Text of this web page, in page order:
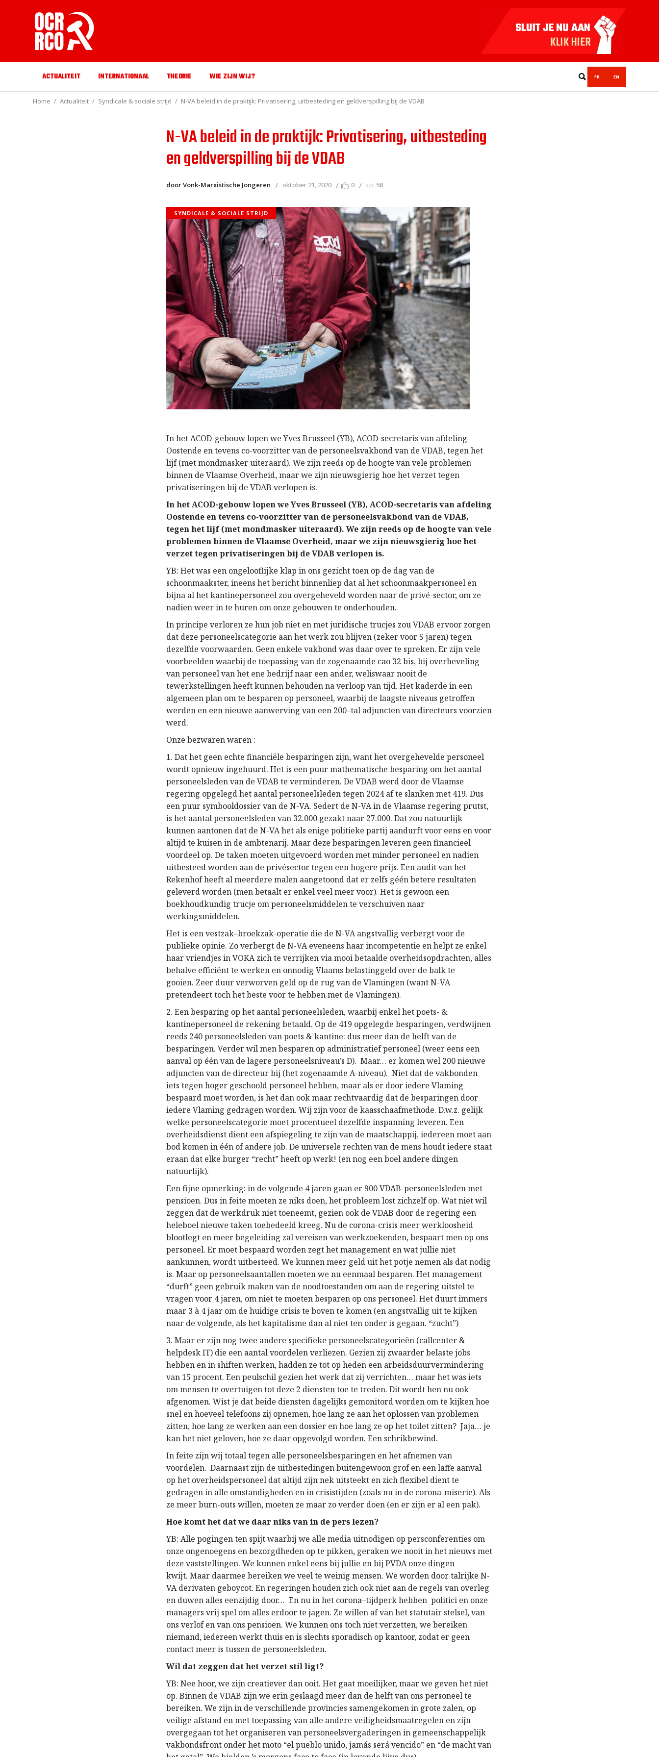
ACTUALITEIT INTERNATIONAAL THEORIE WIE ZIJN WIJ? FR EN
Home Actualiteit Syndicale & sociale strijd N-VA beleid in de praktijk: Privatisering, uitbesteding en geldverspilling bij de VDAB
N-VA beleid in de praktijk: Privatisering, uitbesteding
en geldverspilling bij de VDAB
door Vonk-Marxistische Jongeren oktober 21, 2020 0 58
SYNDICALE & SOCIALE STRIJD
In het ACOD-gebouwlopenwe Yves Brusseel (YB), ACOD-secretaris van afdeling
Oostende entevens co-voorzitter van de personeelsvakbond van deVDAB,tegen het
lijf(met mondmasker uiteraard). We zijn reeds op de hoogte van vele problemen
binnen de Vlaamse Overheid, maar we zijn nieuwsgierig hoe het verzettegen
privatiseringen bij deVDAB verlopen is.
In het ACOD-gebouwlopenwe Yves Brusseel (YB), ACOD-secretaris van afdeling
Oostende entevens co-voorzitter van de personeelsvakbond van deVDAB,
tegen het lijf(met mondmasker uiteraard).We zijn reeds op de hoogte van vele
problemen binnen de Vlaamse Overheid, maar we zijn nieuwsgierig hoe het
verzettegen privatiseringen bij deVDAB verlopen is.
YB: Het was een ongelooflijke klap in ons gezichttoen op de dag van de
schoonmaakster, ineens het bericht binnenliep dat al het schoonmaakpersoneel en
bijna al het kantinepersoneel zou overgeheveld worden naar de privé-sector, om ze
nadien weer in te huren om onze gebouwen te onderhouden.
In principe verloren ze hun jobniet en met juridischetrucjes zou VDAB ervoor zorgen
dat deze personeelscategorie aan het werk zou blijven (zeker voor 5 jaren) tegen
dezelfde voorwaarden. Geen enkele vakbondwas daar over te spreken.Er zijn vele
voorbeeldenwaarbij de toepassing van de zogenaamde cao 32 bis, bij overheveling
van personeel van het ene bedrijf naar een ander, weliswaar nooit de
tewerkstellingenheeftkunnen behouden na verloop van tijd. Het kaderde in een
algemeen plan om te besparen op personeel, waarbij de laagste niveaus getroffen
werden en een nieuwe aanwerving van een 200–tal adjuncten van directeurs voorzien
werd.
Onze bezwaren waren :
1. Dat het geen echte financiële besparingen zijn,want het overgehevelde personeel
wordt opnieuwingehuurd. Hetis een puur mathematische besparing om het aantal
personeelsleden van de VDAB te verminderen.De VDABwerd door de Vlaamse
regering opgelegdhet aantal personeelsleden tegen 2024af te slanken met 419. Dus
een puur symbooldossier van de N-VA. Sedert de N-VA in de Vlaamse regering prutst,
is het aantal personeelsleden van 32.000 gezakt naar 27.000. Dat zou natuurlijk
kunnen aantonen dat de N-VAhet als enige politieke partij aandurftvoor eens envoor
altijd te kuisen in de ambtenarij. Maar deze besparingenleveren geen financieel
voordeel op.De takenmoetenuitgevoerd wordenmet minder personeel en nadien
uitbesteed worden aan de privésectortegen een hogere prijs. Een audit van het
Rekenhof heeft al meerdere malen aangetoond dat er zelfs géén betere resultaten
geleverd worden (men betaalt er enkel veel meer voor). Het is gewoon een
boekhoudkundig trucje om personeelsmiddelen te verschuiven naar
werkingsmiddelen.
Het is een vestzak–broekzak-operatie die deN-VA angstvallig verbergt voor de
publieke opinie. Zo verbergt de N-VAeveneens haar incompetentie en helpt ze enkel
haar vriendjes in VOKAzich te verrijken viamooi betaalde overheidsopdrachten, alles
behalve efficiënttewerken en onnodig Vlaams belastinggeld over de balk te
gooien. Zeer duur verworven geld op de rug van de Vlamingen (want N-VA
pretendeert tochhet beste voor te hebben met de Vlamingen).
2.Een besparing ophet aantal personeelsleden, waarbij enkel het poets- &
kantinepersoneel de rekening betaald. Op de 419 opgelegde besparingen, verdwijnen
reeds 240personeelsleden vanpoets & kantine: dus meer dan de helft van de
besparingen. Verder wil men besparen op administratief personeel (weer eens een
aanval op éénvan delagere personeelsniveau’s D). Maar… er komen wel 200 nieuwe
adjuncten van de directeur bij (het zogenaamde A-niveau). Niet dat de vakbonden
iets tegen hoger geschoold personeelhebben, maar als er door iedere Vlaming
bespaardmoetworden, is het dan ook maar rechtvaardig dat de besparingen door
iedere Vlaming gedragen worden.Wij zijn voor de kaasschaafmethode. D.w.z. gelijk
welke personeelscategorie moetprocentueel dezelfde inspanning leveren. Een
overheidsdienst dient een afspiegeling te zijn van de maatschappij, iedereenmoet aan
bod komen in één of andere job. De universele rechten van de mens houdt iedere staat
eraan dat elke burger “recht” heeft op werk! (en nog een boel andere dingen
natuurlijk).
Een fijne opmerking: in de volgende 4 jaren gaan er 900VDAB-personeelsledenmet
pensioen. Dus in feite moeten ze niks doen,het probleemlost zichzelf op. Wat niet wil
zeggen dat de werkdrukniet toeneemt, gezien ook de VDAB door de regering een
heleboel nieuwe taken toebedeeld kreeg.Nu de corona-crisis meer werkloosheid
blootlegt en meer begeleiding zal vereisen van werkzoekenden, bespaart men op ons
personeel.Er moet bespaard worden zegt het management en wat jullie niet
aankunnen, wordt uitbesteed. We kunnen meer geld uithetpotje nemen als datnodig
is. Maar op personeelsaantallen moeten we nu eenmaal besparen. Het management
“durft” geen gebruik maken van de noodtoestanden om aan de regering uitstel te
vragen voor 4 jaren, om niet te moeten besparen op ons personeel. Het duurt immers
maar 3 à 4 jaar om de huidige crisisteboven te komen (en angstvallig uit te kijken
naar de volgende, als hetkapitalisme dan al niet ten onder is gegaan. “zucht”)
3. Maar er zijn nog twee andere specifieke personeelscategorieën (callcenter &
helpdesk IT) die een aantal voordelen verliezen. Gezien zij zwaarder belaste jobs
hebben en in shiften werken, hadden ze tot opheden een arbeidsduurvermindering
van 15 procent. Een peulschil gezienhet werk dat zij verrichten… maar het was iets
om mensen te overtuigentot deze 2 diensten toe te treden. Dit wordt hen nu ook
afgenomen. Wistje dat beide diensten dagelijks gemonitord worden om te kijkenhoe
snel en hoeveel telefoons zij opnemen, hoe lang ze aanhet oplossen vanproblemen
zitten, hoe lang ze werken aan een dossier en hoe lang ze op het toilet zitten? Jaja… je
kan het niet geloven, hoe ze daar opgevolgd worden. Een schrikbewind.
In feite zijn wij totaal tegen alle personeelsbesparingen enhet afnemen van
voordelen. Daarnaast zijn deuitbestedingen buitengewoon grof en een laffe aanval
op het overheidspersoneel dat altijd zijnnekuitsteekt en zichflexibel dient te
gedragen in alle omstandigheden en in crisistijden (zoals nu in de corona-miserie).Als
ze meer burn-outs willen, moeten ze maar zoverder doen (en er zijn er al een pak).
Hoe komt het dat we daar niks van in de pers lezen?
YB: Alle pogingen ten spijtwaarbij we alle media uitnodigen op persconferenties om
onze ongenoegens enbezorgdheden op te pikken, geraken we nooit in het nieuws met
deze vaststellingen. We kunnen enkel eens bij jullie en bij PVDA onze dingen
kwijt. Maar daarmee bereiken we veel te weinig mensen. We worden door talrijke N-
VA derivaten geboycot. En regeringen houden zich ook niet aan de regels van overleg
en duwen alles eenzijdig door… En nu inhet corona–tijdperk hebben politici en onze
managers vrij spel om alles erdoor te jagen. Ze willen af van het statutair stelsel, van
ons verlof en van ons pensioen. We kunnen ons toch niet verzetten, we bereiken
niemand, iedereenwerkt thuis en is slechts sporadisch op kantoor, zodat er geen
contactmeeris tussen de personeelsleden.
Wil dat zeggen dat het verzet stil ligt?
YB: Nee hoor, we zijn creatiever dan ooit. Het gaat moeilijker, maar we geven het niet
op. Binnen de VDAB zijn we erin geslaagd meer dan de helft van ons personeel te
bereiken. We zijn in de verschillende provincies samengekomen in grote zalen, op
veilige afstand en met toepassing van alle andere veiligheidsmaatregelen en zijn
overgegaan tot het organiseren van personeelsvergaderingen in gemeenschappelijk
vakbondsfront onder het moto “el pueblo unido, jamás será vencido” en “de macht van